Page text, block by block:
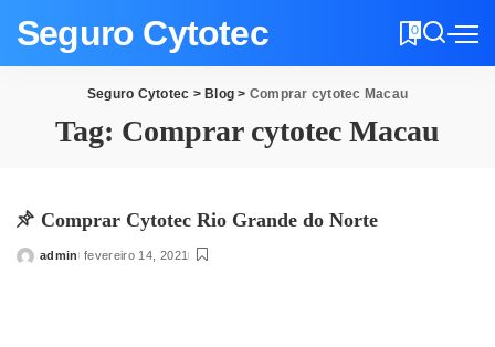
Seguro Cytotec 0
Seguro Cytotec > Blog > Comprar cytotec Macau
Tag: Comprar cytotec Macau
Comprar Cytotec Rio Grande do Norte
Posted
admin fevereiro 14, 2021